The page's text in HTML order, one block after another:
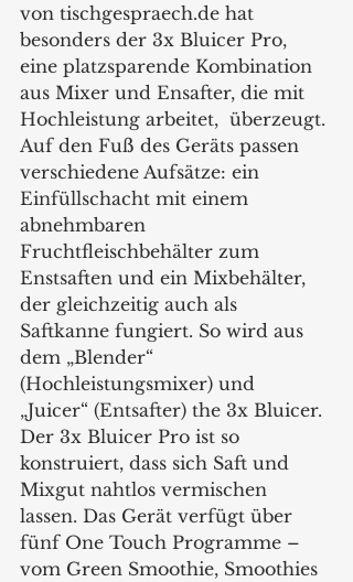
von tischgespraech.de hat
besonders der 3x Bluicer Pro,
eine platzsparende Kombination
aus Mixer und Ensafter, die mit
Hochleistung arbeitet,  überzeugt.
Auf den Fuß des Geräts passen
verschiedene Aufsätze: ein
Einfüllschacht mit einem
abnehmbaren
Fruchtfleischbehälter zum
Enstsaften und ein Mixbehälter,
der gleichzeitig auch als
Saftkanne fungiert. So wird aus
dem „Blender“
(Hochleistungsmixer) und
„Juicer“ (Entsafter) the 3x Bluicer.
Der 3x Bluicer Pro ist so
konstruiert, dass sich Saft und
Mixgut nahtlos vermischen
lassen. Das Gerät verfügt über
fünf One Touch Programme –
vom Green Smoothie, Smoothies